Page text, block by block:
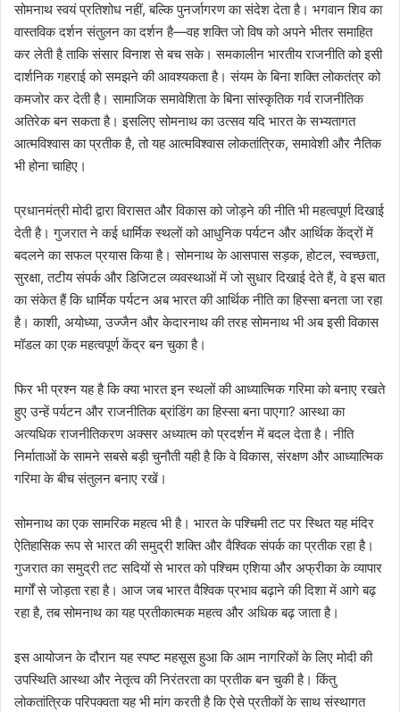
सोमनाथ स्वयं प्रतिशोध नहीं, बल्कि पुनर्जागरण का संदेश देता है। भगवान शिव का
वास्तविक दर्शन संतुलन का दर्शन है—वह शक्ति जो विष को अपने भीतर समाहित
कर लेती है ताकि संसार विनाश से बच सके। समकालीन भारतीय राजनीति को इसी
दार्शनिक गहराई को समझने की आवश्यकता है। संयम के बिना शक्ति लोकतंत्र को
कमजोर कर देती है। सामाजिक समावेशिता के बिना सांस्कृतिक गर्व राजनीतिक
अतिरेक बन सकता है। इसलिए सोमनाथ का उत्सव यदि भारत के सभ्यतागत
आत्मविश्वास का प्रतीक है, तो यह आत्मविश्वास लोकतांत्रिक, समावेशी और नैतिक
भी होना चाहिए।
प्रधानमंत्री मोदी द्वारा विरासत और विकास को जोड़ने की नीति भी महत्वपूर्ण दिखाई
देती है। गुजरात ने कई धार्मिक स्थलों को आधुनिक पर्यटन और आर्थिक केंद्रों में
बदलने का सफल प्रयास किया है। सोमनाथ के आसपास सड़क, होटल, स्वच्छता,
सुरक्षा, तटीय संपर्क और डिजिटल व्यवस्थाओं में जो सुधार दिखाई देते हैं, वे इस बात
का संकेत हैं कि धार्मिक पर्यटन अब भारत की आर्थिक नीति का हिस्सा बनता जा रहा
है। काशी, अयोध्या, उज्जैन और केदारनाथ की तरह सोमनाथ भी अब इसी विकास
मॉडल का एक महत्वपूर्ण केंद्र बन चुका है।
फिर भी प्रश्न यह है कि क्या भारत इन स्थलों की आध्यात्मिक गरिमा को बनाए रखते
हुए उन्हें पर्यटन और राजनीतिक ब्रांडिंग का हिस्सा बना पाएगा? आस्था का
अत्यधिक राजनीतिकरण अक्सर अध्यात्म को प्रदर्शन में बदल देता है। नीति
निर्माताओं के सामने सबसे बड़ी चुनौती यही है कि वे विकास, संरक्षण और आध्यात्मिक
गरिमा के बीच संतुलन बनाए रखें।
सोमनाथ का एक सामरिक महत्व भी है। भारत के पश्चिमी तट पर स्थित यह मंदिर
ऐतिहासिक रूप से भारत की समुद्री शक्ति और वैश्विक संपर्क का प्रतीक रहा है।
गुजरात का समुद्री तट सदियों से भारत को पश्चिम एशिया और अफ्रीका के व्यापार
मार्गों से जोड़ता रहा है। आज जब भारत वैश्विक प्रभाव बढ़ाने की दिशा में आगे बढ़
रहा है, तब सोमनाथ का यह प्रतीकात्मक महत्व और अधिक बढ़ जाता है।
इस आयोजन के दौरान यह स्पष्ट महसूस हुआ कि आम नागरिकों के लिए मोदी की
उपस्थिति आस्था और नेतृत्व की निरंतरता का प्रतीक बन चुकी है। किंतु
लोकतांत्रिक परिपक्वता यह भी मांग करती है कि ऐसे प्रतीकों के साथ संस्थागत